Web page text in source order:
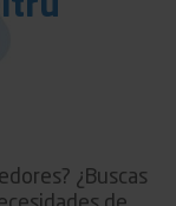
¿Buscas